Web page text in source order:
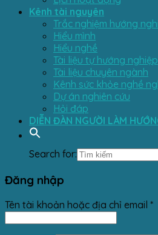
Kênh tài nguyên
Trắc nghiệm hướng
Hiểu mình
Hiểu nghề
Tài liệu tự hướng nghiệp
Tài liệu chuyên ngành
Kênh sức khỏe nghề
Dự án nghiên cứu
Hỏi đáp
DIỄN ĐÀN NGƯỜI LÀM
Search for:
Đăng nhập
Tên tài khoản hoặc địa chỉ email *